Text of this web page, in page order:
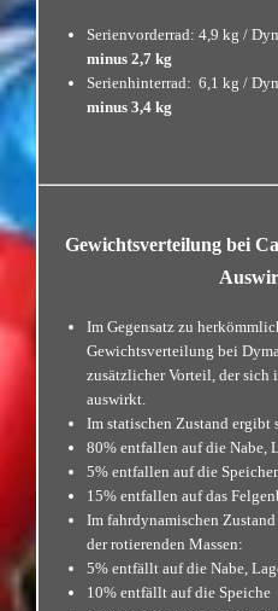
Serienvorderrad: 4,9 kg /
minus 2,7 kg
Serienhinterrad: 6,1 kg /
minus 3,4 kg
Gewichtsverteilung bei
Im Gegensatz zu
Gewichtsverteilung bei
zusätzlicher Vorteil, der sich
auswirkt.
Im statischen Zustand
80% entfallen auf die Nabe,
5% entfallen auf die
15% entfallen auf das
Im fahrdynamischen
der rotierenden Massen:
5% entfällt auf die Nabe,
10% entfällt auf die Speiche